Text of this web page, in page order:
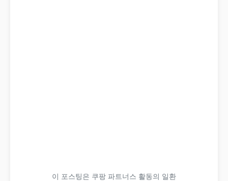
이 포스팅은 쿠팡 파트너스 활동의 일환